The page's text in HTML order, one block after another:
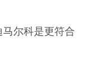
尔科是更符合